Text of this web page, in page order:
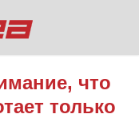
что
только